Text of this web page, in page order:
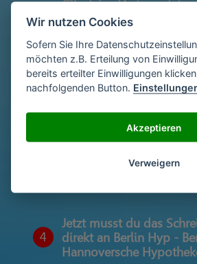
1
Gib deine
(Diese findest du auf
2
Gib deinen Namen und
Unterschriebe das
Namen oder lade eine
4
Jetzt musst du das
direkt an Berlin Hyp -
Hannoversche
Wir nutzen Cookies
Sofern Sie Ihre
möchten z.B. Erteilung von
bereits erteilter Einwilligungen
nachfolgenden Button.
Akzeptieren
Verweigern